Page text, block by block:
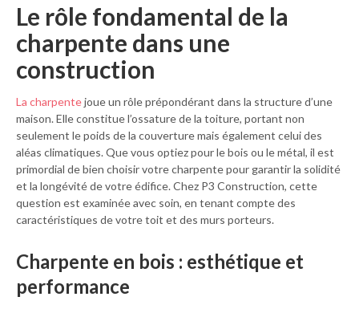
Le rôle fondamental de la
charpente dans une
construction
La charpentejoue un rôle prépondérant dans la structure d’une
maison. Elle constitue l’ossature de la toiture, portant non
seulement le poids de la couverture mais également celui des
aléas climatiques. Que vous optiez pour le bois ou le métal, il est
primordial de bien choisir votre charpente pour garantir la solidité
et la longévité de votre édifice. Chez P3 Construction, cette
question est examinée avec soin, en tenant compte des
caractéristiques de votre toit et des murs porteurs.
Charpente en bois : esthétique et
performance